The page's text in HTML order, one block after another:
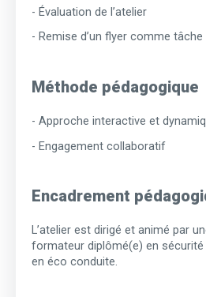
- Évaluation de l’atelier
- Remise d’un flyer comme tâche
Méthode pédagogique
- Approche interactive et
- Engagement collaboratif
Encadrement
L’atelier est dirigé et animé par
formateur diplômé(e) en
en éco conduite.